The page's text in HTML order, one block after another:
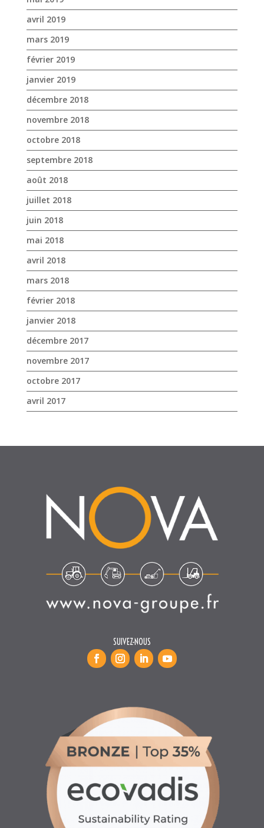
avril 2019
mars 2019
février 2019
janvier 2019
décembre 2018
novembre 2018
octobre 2018
septembre 2018
août 2018
juillet 2018
juin 2018
mai 2018
avril 2018
mars 2018
février 2018
janvier 2018
décembre 2017
novembre 2017
octobre 2017
avril 2017
SUIVEZ-NOUS